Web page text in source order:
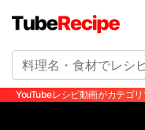
YouTubeレシピ動画がカテゴ